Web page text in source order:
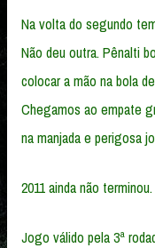
Na volta do segundo
Não deu outra. Pênalti
colocar a mão na bola
Chegamos ao empate
na manjada e perigosa
2011 ainda não terminou.
Jogo válido pela 3ª